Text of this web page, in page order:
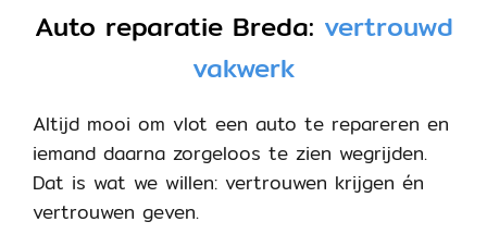
Auto reparatie Breda: vertrouwd
vakwerk
Altijd mooi om vlot een auto te repareren en
iemand daarna zorgeloos te zien wegrijden.
Dat is wat we willen: vertrouwen krijgen én
vertrouwen geven.